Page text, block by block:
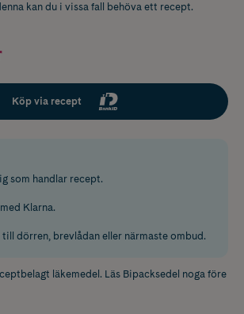
kan du i vissa fall behöva ett recept.
Köp via recept
som handlar recept.
Klarna.
till dörren, brevlådan eller närmaste ombud.
läkemedel. Läs Bipacksedel noga före